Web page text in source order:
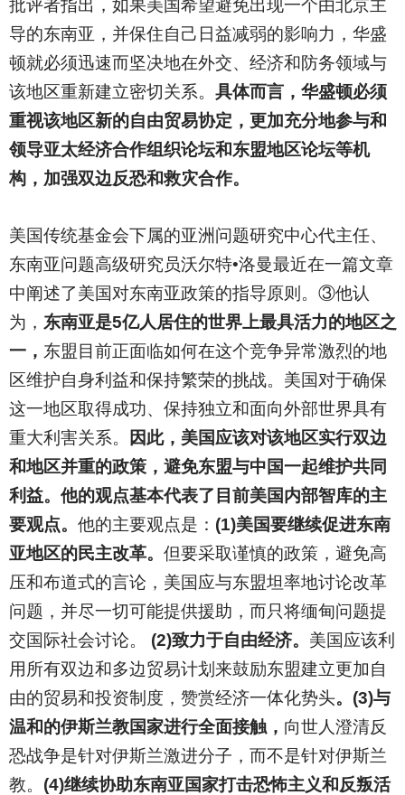
批评者指出，如果美国希望避免出现一个由北京主
导的东南亚，并保住自己日益减弱的影响力，华盛
顿就必须迅速而坚决地在外交、经济和防务领域与
该地区重新建立密切关系。 具体而言，华盛顿必须
重视该地区新的自由贸易协定，更加充分地参与和
领导亚太经济合作组织论坛和东盟地区论坛等机
构，加强双边反恐和救灾合作。
美国传统基金会下属的亚洲问题研究中心代主任、
东南亚问题高级研究员沃尔特•洛曼最近在一篇文章
中阐述了美国对东南亚政策的指导原则。③他认
为， 东南亚是5亿人居住的世界上最具活力的地区之
一， 东盟目前正面临如何在这个竞争异常激烈的地
区维护自身利益和保持繁荣的挑战。美国对于确保
这一地区取得成功、保持独立和面向外部世界具有
重大利害关系。
因此，美国应该对该地区实行双边
和地区并重的政策，避免东盟与中国一起维护共同
利益。他的观点基本代表了目前美国内部智库的主
要观点。 他的主要观点是： (1)美国要继续促进东南
亚地区的民主改革。 但要采取谨慎的政策，避免高
压和布道式的言论，美国应与东盟坦率地讨论改革
问题，并尽一切可能提供援助，而只将缅甸问题提
交国际社会讨论。
(2)致力于自由经济。 美国应该利
用所有双边和多边贸易计划来鼓励东盟建立更加自
由的贸易和投资制度，赞赏经济一体化势头。(3)与
温和的伊斯兰教国家进行全面接触， 向世人澄清反
恐战争是针对伊斯兰激进分子，而不是针对伊斯兰
教。 (4)继续协助东南亚国家打击恐怖主义和反叛活